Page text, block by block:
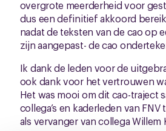
overgrote meerderheid voor
dus een definitief akkoord
nadat de teksten van de cao op
zijn aangepast- de cao
Ik dank de leden voor de
ook dank voor het vertrouwen
Het was mooi om dit cao-traject
collega’s en kaderleden van
als vervanger van collega Willem